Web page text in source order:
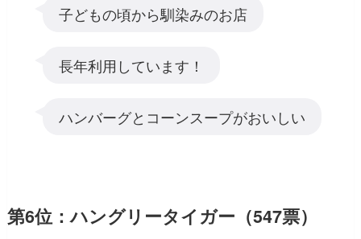
子どもの頃から馴染みのお店
長年利用しています！
ハンバーグとコーンスープがおいしい
第6位：ハングリータイガー（547票）